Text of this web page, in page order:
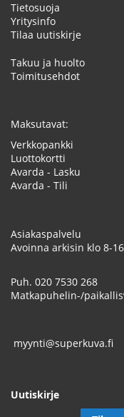
Tietosuoja
Yritysinfo
Tilaa uutiskirje
Takuu ja huolto
Toimitusehdot
Maksutavat:
Verkkopankki
Luottokortti
Avarda - Lasku
Avarda - Tili
Asiakaspalvelu
Avoinna arkisin klo 8-
Puh. 020 7530 268
Matkapuhelin-/
myynti@superkuva.fi
Uutiskirje